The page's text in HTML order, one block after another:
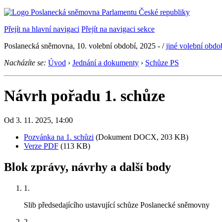
Přejít na hlavní navigaci Přejít na navigaci sekce
Poslanecká sněmovna, 10. volební období, 2025 - /jiné volební
Nacházíte se: Úvod › Jednání a dokumenty › Schůze PS
Návrh pořadu 1. schůze
Od 3. 11. 2025, 14:00
Pozvánka na 1. schůzi (Dokument DOCX, 203 KB)
Verze PDF (113 KB)
Blok zprávy, návrhy a další body
1.
Slib předsedajícího ustavující schůze Poslanecké sněmovny